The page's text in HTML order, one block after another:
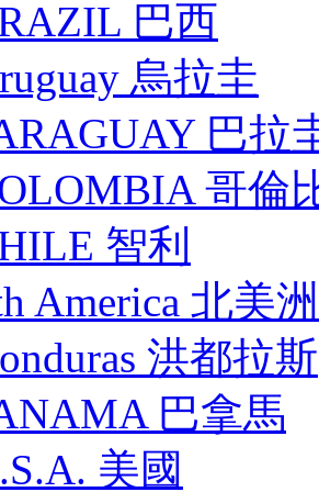
巴西
烏拉圭
巴拉
哥倫
智利
America 北美洲
洪都拉斯
巴拿馬
美國